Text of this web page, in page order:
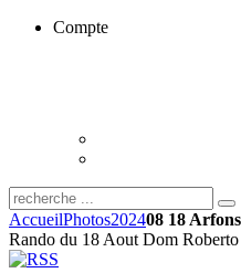
Compte
AccueilPhotos202408 18 Arfons
Rando du 18 Aout Dom